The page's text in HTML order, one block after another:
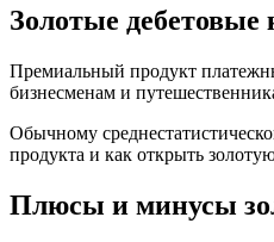
Золотые
Премиальный продукт
бизнесменам и
Обычному
продукта и как открыть
Плюсы и минусы